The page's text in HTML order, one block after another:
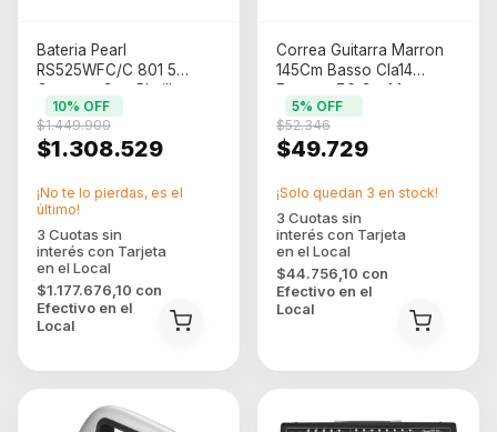
Bateria Pearl
RS525WFC/C 801 5
Cuerpos Con Platillos
Negra (2 Bultos)
$1.308.529
$1.449.900
10% OFF
$1.177.676,10 con
Efectivo en el
Local
¡No te lo pierdas, es el
último!
Correa Guitarra Marron
145Cm Basso Cla14
Espuma 7.6 Cm Marron
Oscuro
$49.729
$52.346
5% OFF
$44.756,10 con
Efectivo en el
Local
¡Solo quedan 3 en stock!